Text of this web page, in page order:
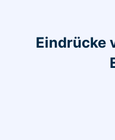
Eindrücke